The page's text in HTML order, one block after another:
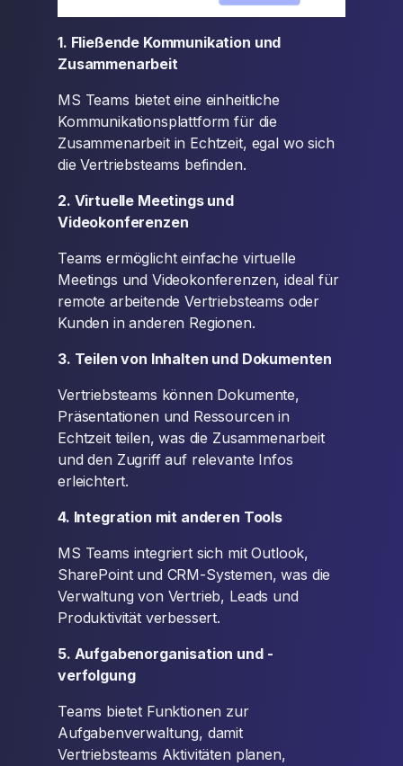
1. Fließende Kommunikation und
Zusammenarbeit
MS Teams bietet eine einheitliche
Kommunikationsplattform für die
Zusammenarbeit in Echtzeit, egal wo sich
die Vertriebsteams befinden.
2. Virtuelle Meetings und
Videokonferenzen
Teams ermöglicht einfache virtuelle
Meetings und Videokonferenzen, ideal für
remote arbeitende Vertriebsteams oder
Kunden in anderen Regionen.
3. Teilen von Inhalten und Dokumenten
Vertriebsteams können Dokumente,
Präsentationen und Ressourcen in
Echtzeit teilen, was die Zusammenarbeit
und den Zugriff auf relevante Infos
erleichtert.
4. Integration mit anderen Tools
MS Teams integriert sich mit Outlook,
SharePoint und CRM-Systemen, was die
Verwaltung von Vertrieb, Leads und
Produktivität verbessert.
5. Aufgabenorganisation und -
verfolgung
Teams bietet Funktionen zur
Aufgabenverwaltung, damit
Vertriebsteams Aktivitäten planen,